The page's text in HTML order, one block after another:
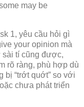
may be
1, yêu cầu hỏi gì
your opinion mà
sài tí cũng được,
rõ ràng, phù hợp dù
bị “trớt quớt” so với
chưa phát triển